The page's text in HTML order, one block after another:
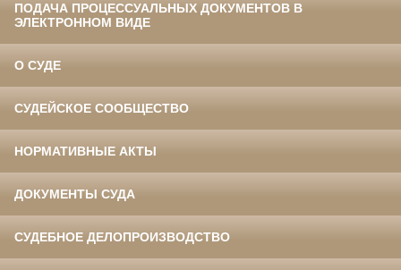
ПОДАЧА ПРОЦЕССУАЛЬНЫХ ДОКУМЕНТОВ В
ЭЛЕКТРОННОМ ВИДЕ
О СУДЕ
СУДЕЙСКОЕ СООБЩЕСТВО
НОРМАТИВНЫЕ АКТЫ
ДОКУМЕНТЫ СУДА
СУДЕБНОЕ ДЕЛОПРОИЗВОДСТВО